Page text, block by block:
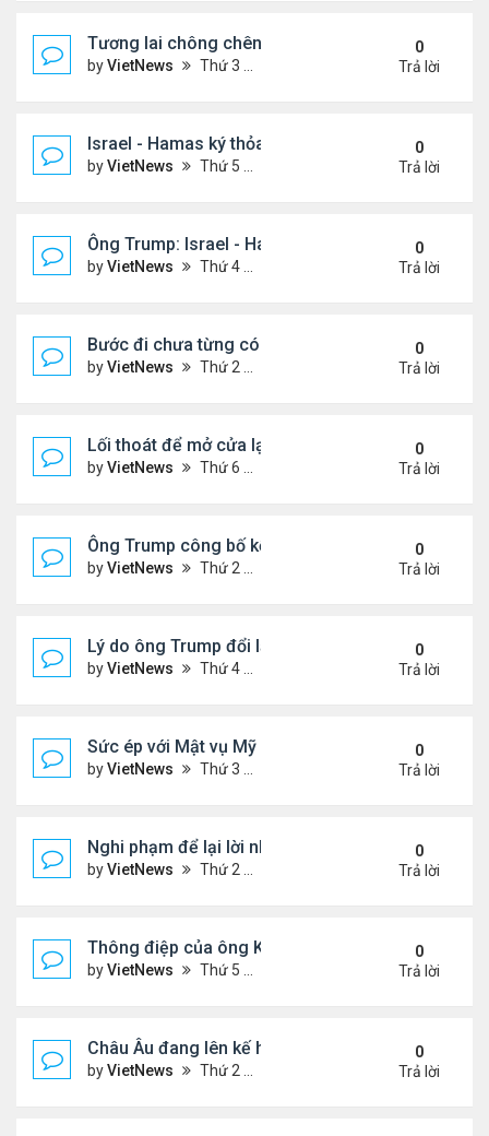
Tương lai chông chênh với Dải Gaza sau lệnh
byVietNews Thứ 3 Tháng 10 14, 2025 2:41 pm
0
Trả lời
Israel - Hamas ký thỏa thuận ngừng bắn
byVietNews Thứ 5 Tháng 10 09, 2025 2:23 pm
0
Trả lời
Ông Trump: Israel - Hamas đạt thỏa thuận hòa
byVietNews Thứ 4 Tháng 10 08, 2025 5:38 pm
0
Trả lời
Bước đi chưa từng có của ông Trump khi ký sắc
byVietNews Thứ 2 Tháng 10 06, 2025 5:17 pm
0
Trả lời
Lối thoát để mở cửa lại chính phủ Mỹ
byVietNews Thứ 6 Tháng 10 03, 2025 4:28 pm
0
Trả lời
Ông Trump công bố kế hoạch chấm dứt chiến sự
byVietNews Thứ 2 Tháng 9 29, 2025 4:47 pm
0
Trả lời
Lý do ông Trump đổi lập trường về lãnh thổ
byVietNews Thứ 4 Tháng 9 24, 2025 4:44 pm
0
Trả lời
Sức ép với Mật vụ Mỹ khi bảo vệ lễ tưởng niệm
byVietNews Thứ 3 Tháng 9 16, 2025 5:42 pm
0
Trả lời
Nghi phạm để lại lời nhắn trước khi ám sát Charlie
byVietNews Thứ 2 Tháng 9 15, 2025 4:33 pm
0
Trả lời
Thông điệp của ông Kim Jong-un khi đưa con gái
byVietNews Thứ 5 Tháng 9 04, 2025 4:12 pm
0
Trả lời
Châu Âu đang lên kế hoạch chi tiết về ý tưởng
byVietNews Thứ 2 Tháng 9 01, 2025 3:55 pm
0
Trả lời